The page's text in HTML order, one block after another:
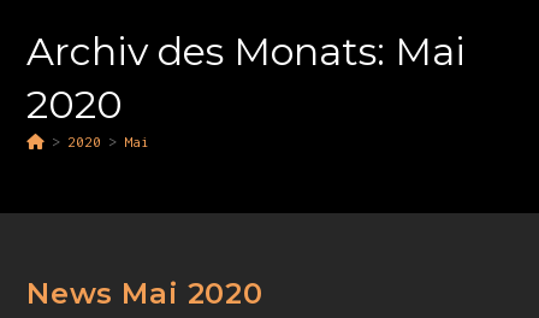
Archiv des Monats: Mai
2020
> 2020 > Mai
News Mai 2020